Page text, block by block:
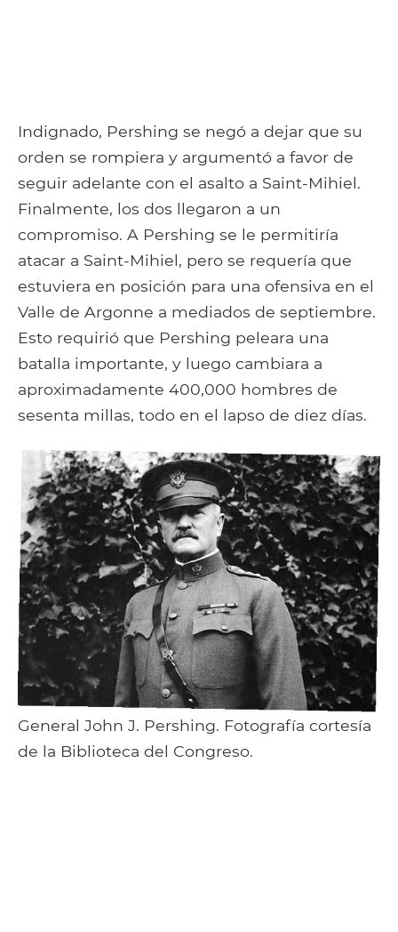
Indignado, Pershing se negó a dejar que su
orden se rompiera y argumentó a favor de
seguir adelante con el asalto a Saint-Mihiel.
Finalmente, los dos llegaron a un
compromiso. A Pershing se le permitiría
atacar a Saint-Mihiel, pero se requería que
estuviera en posición para una ofensiva en el
Valle de Argonne a mediados de septiembre.
Esto requirió que Pershing peleara una
batalla importante, y luego cambiara a
aproximadamente 400,000 hombres de
sesenta millas, todo en el lapso de diez días.
General John J. Pershing. Fotografía cortesía
de la Biblioteca del Congreso.